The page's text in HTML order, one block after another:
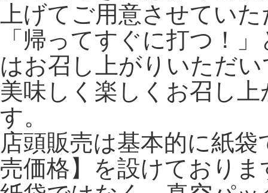
上げてご用意させてい
「帰ってすぐに打つ！
はお召し上がりいただ
美味しく楽しくお召し
す。
店頭販売は基本的に紙
売価格】を設けておりま